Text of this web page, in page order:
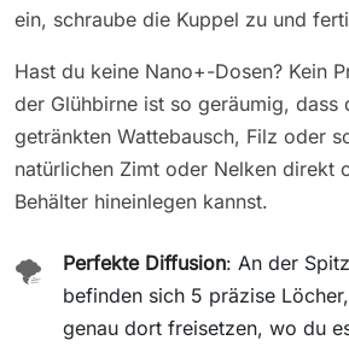
ein, schraube die Kuppel zu und
Hast du keine Nano+-Dosen? Kein
der Glühbirne ist so geräumig, dass
getränkten Wattebausch, Filz oder
natürlichen Zimt oder Nelken direkt
Behälter hineinlegen kannst.
🌪️ Perfekte Diffusion: An der
befinden sich 5 präzise
genau dort freisetzen, wo du